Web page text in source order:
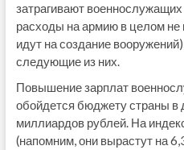
затрагивают
расходы на армию в целом не
идут на создание
следующие из них.
Повышение зарплат
обойдется бюджету страны
миллиардов рублей. На
(напомним, они вырастут на